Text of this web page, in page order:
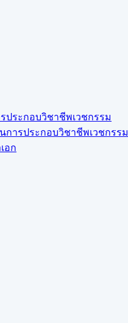
ประกอบวิชาชีพเวชกรรม
ารประกอบวิชาชีพเวชกรรม
อก